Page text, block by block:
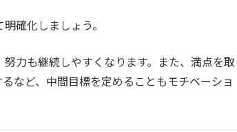
確化しましょう。
力も継続しやすくなります。また、満点を取
など、中間目標を定めることもモチベーショ